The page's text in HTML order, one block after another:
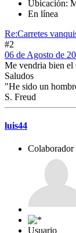
Ubicación:
En línea
Re:Carretes
#2
06 de Agosto de
Me vendria bien el
Saludos
"He sido un
S. Freud
luis44
Colaborador
Usuario